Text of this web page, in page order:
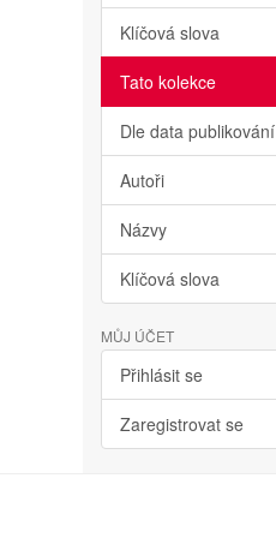
Klíčová slova
Tato kolekce
Dle data publikování
Autoři
Názvy
Klíčová slova
MŮJ ÚČET
Přihlásit se
Zaregistrovat se